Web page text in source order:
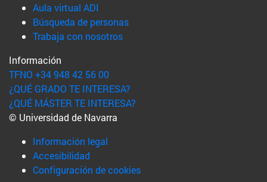
Aula virtual ADI
Búsqueda de personas(abre en nueva ventana)
Trabaja con nosotros(abre en nueva ventana)
Información
TFNO +34 948 42 56 00
¿QUÉ GRADO TE INTERESA?
¿QUÉ MÁSTER TE INTERESA?
© Universidad de Navarra
Información legal
Accesibilidad
Configuración de cookies